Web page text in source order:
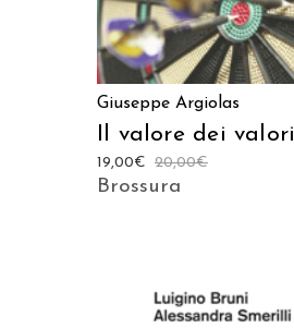
Giuseppe Argiolas
Il valore dei valori
20,00€
19,00€
Brossura